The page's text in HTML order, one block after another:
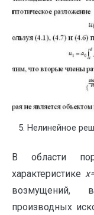
Нелинейное
В области
характеристикеx
возмущений,
производных